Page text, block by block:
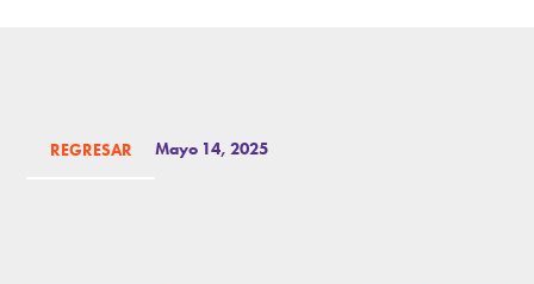
REGRESAR Mayo 14, 2025